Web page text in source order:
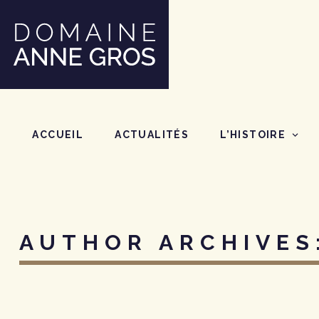
ACCUEIL ACTUALITÉS L’HISTOIRE
AUTHOR